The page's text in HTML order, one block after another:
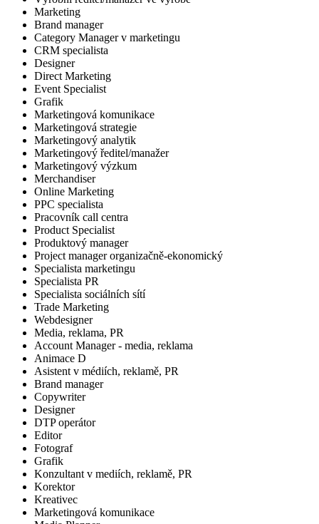
Marketing
Brand manager
Category Manager v marketingu
CRM specialista
Designer
Direct Marketing
Event Specialist
Grafik
Marketingová komunikace
Marketingová strategie
Marketingový analytik
Marketingový ředitel/manažer
Marketingový výzkum
Merchandiser
Online Marketing
PPC specialista
Pracovník call centra
Product Specialist
Produktový manager
Project manager organizačně-ekonomický
Specialista marketingu
Specialista PR
Specialista sociálních sítí
Trade Marketing
Webdesigner
Media, reklama, PR
Account Manager - media, reklama
Animace D
Asistent v médiích, reklamě, PR
Brand manager
Copywriter
Designer
DTP operátor
Editor
Fotograf
Grafik
Konzultant v mediích, reklamě, PR
Korektor
Kreativec
Marketingová komunikace